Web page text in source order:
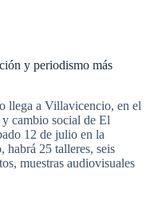
y periodismo más
llega a Villavicencio, en el
cambio social de El
12 de julio en la
25 talleres, seis
muestras audiovisuales